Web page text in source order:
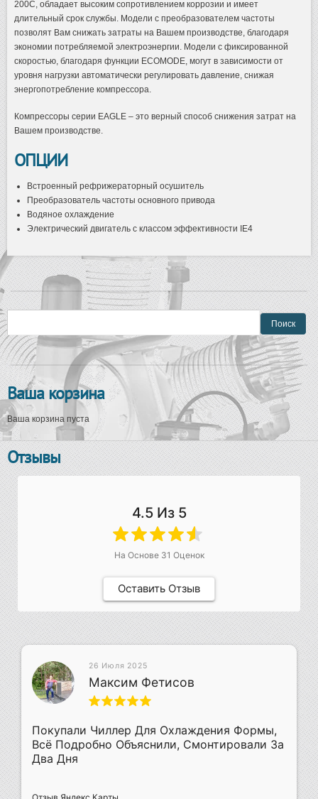
200С, обладает высоким сопротивлением коррозии и имеет
длительный срок службы. Модели с преобразователем частоты
позволят Вам снижать затраты на Вашем производстве, благодаря
экономии потребляемой электроэнергии. Модели с фиксированной
скоростью, благодаря функции ECOMODE, могут в зависимости от
уровня нагрузки автоматически регулировать давление, снижая
энергопотребление компрессора.
Компрессоры серии EAGLE – это верный способ снижения затрат на
Вашем производстве.
ОПЦИИ
Встроенный рефрижераторный осушитель
Преобразователь частоты основного привода
Водяное охлаждение
Электрический двигатель с классом эффективности IE4
Ваша корзина
Ваша корзина пуста
Отзывы
4.5Из 5
На Основе 31 Оценок
Оставить Отзыв
26 Июля 2025
Максим Фетисов
Покупали Чиллер Для Охлаждения Формы,
Всё Подробно Объяснили, Смонтировали За
Два Дня